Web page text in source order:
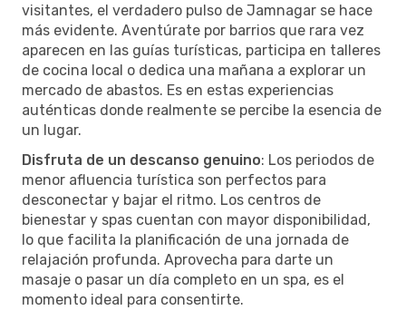
visitantes, el verdadero pulso de Jamnagar se hace
más evidente. Aventúrate por barrios que rara vez
aparecen en las guías turísticas, participa en talleres
de cocina local o dedica una mañana a explorar un
mercado de abastos. Es en estas experiencias
auténticas donde realmente se percibe la esencia de
un lugar.
Disfruta de un descanso genuino: Los periodos de
menor afluencia turística son perfectos para
desconectar y bajar el ritmo. Los centros de
bienestar y spas cuentan con mayor disponibilidad,
lo que facilita la planificación de una jornada de
relajación profunda. Aprovecha para darte un
masaje o pasar un día completo en un spa, es el
momento ideal para consentirte.